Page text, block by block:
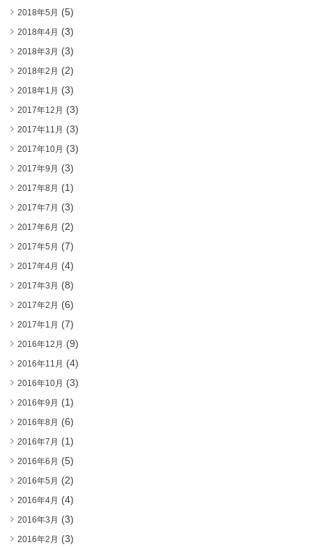
2018年5月 (5)
2018年4月 (3)
2018年3月 (3)
2018年2月 (2)
2018年1月 (3)
2017年12月 (3)
2017年11月 (3)
2017年10月 (3)
2017年9月 (3)
2017年8月 (1)
2017年7月 (3)
2017年6月 (2)
2017年5月 (7)
2017年4月 (4)
2017年3月 (8)
2017年2月 (6)
2017年1月 (7)
2016年12月 (9)
2016年11月 (4)
2016年10月 (3)
2016年9月 (1)
2016年8月 (6)
2016年7月 (1)
2016年6月 (5)
2016年5月 (2)
2016年4月 (4)
2016年3月 (3)
2016年2月 (3)